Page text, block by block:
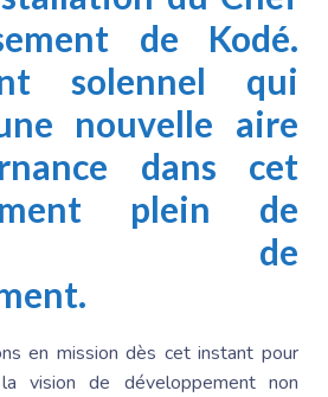
de Kodé.
solennel qui
nouvelle aire
dans cet
plein de
de
en mission dès cet instant pour
vision de développement non